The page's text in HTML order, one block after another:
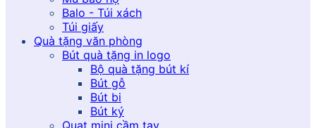
Balo - Túi xách
Túi giấy
Quà tặng văn phòng
Bút quà tặng in logo
Bộ quà tặng bút kí
Bút gỗ
Bút bi
Bút ký
Quạt mini cầm tay